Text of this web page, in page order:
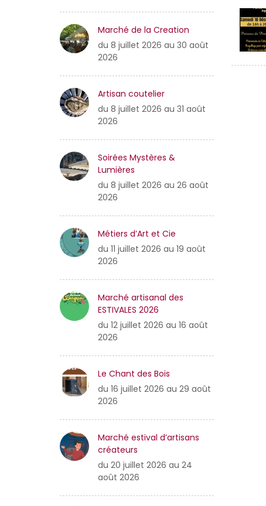
Marché de la Creation
du 8 juillet 2026 au 30 août
2026
Artisan coutelier
du 8 juillet 2026 au 31 août
2026
Soirées Mystères &
Lumières
du 8 juillet 2026 au 26 août
2026
Métiers d’Art et Cie
du 11 juillet 2026 au 19 août
2026
Marché artisanal des
ESTIVALES 2026
du 12 juillet 2026 au 16 août
2026
Le Chant des Bois
du 16 juillet 2026 au 29 août
2026
Marché estival d’artisans
créateurs
du 20 juillet 2026 au 24
août 2026